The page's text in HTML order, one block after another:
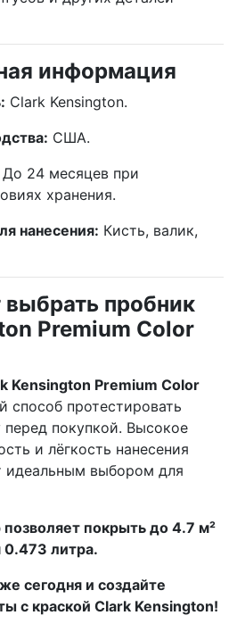
информация
Clark Kensington.
США.
До 24 месяцев при
хранения.
нанесения: Кисть, валик,
пробник
Premium Color
Kensington Premium Color
способ протестировать
покупкой. Высокое
и лёгкость нанесения
идеальным выбором для
покрыть до 4.7 м²
литра.
сегодня и создайте
с краской Clark Kensington!